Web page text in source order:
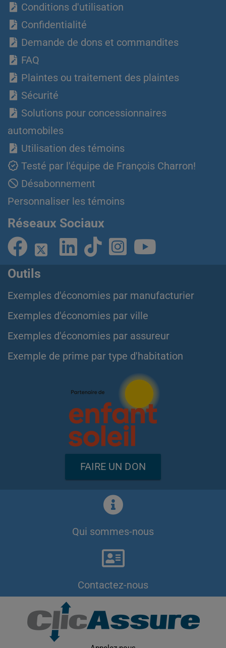
Conditions d'utilisation
Confidentialité
Demande de dons et commandites
FAQ
Plaintes ou traitement des plaintes
Sécurité
Solutions pour concessionnaires
automobiles
Utilisation des témoins
Testé par l'équipe de François Charron!
Désabonnement
Personnaliser les témoins
Réseaux Sociaux
Outils
Exemples d'économies par manufacturier
Exemples d'économies par ville
Exemples d'économies par assureur
Exemple de prime par type d'habitation
FAIRE UN DON
Qui sommes-nous
Contactez-nous